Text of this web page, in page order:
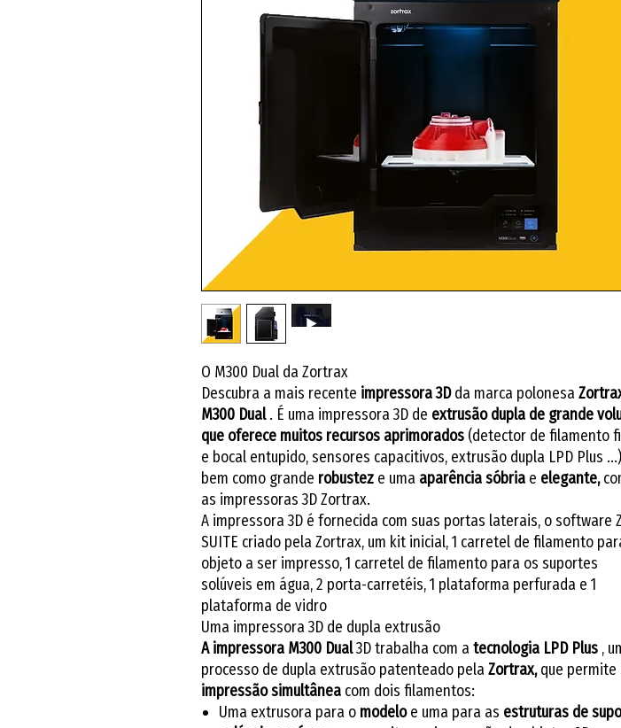
O M300 Dual da Zortrax
Descubra a mais recente impressora 3Dda marca polonesa
M300 Dual. É uma impressora 3D de extrusão dupla de grande
que oferece muitos recursos aprimorados (detector de filamento
e bocal entupido, sensores capacitivos, extrusão dupla LPD Plus
bem como grande robustez e uma aparência sóbria e elegante,
as impressoras 3D Zortrax.
A impressora 3D é fornecida com suas portas laterais, o software
SUITE criado pela Zortrax, um kit inicial, 1 carretel de filamento
objeto a ser impresso, 1 carretel de filamento para os suportes
solúveis em água, 2 porta-carretéis, 1 plataforma perfurada e 1
plataforma de vidro
Uma impressora 3D de dupla extrusão
A impressora M300 Dual3D trabalha com a tecnologia LPD Plus ,
processo de dupla extrusão patenteado pela Zortrax,que permite
impressão simultânea com dois filamentos:
Uma extrusora para o modeloe uma para as estruturas de